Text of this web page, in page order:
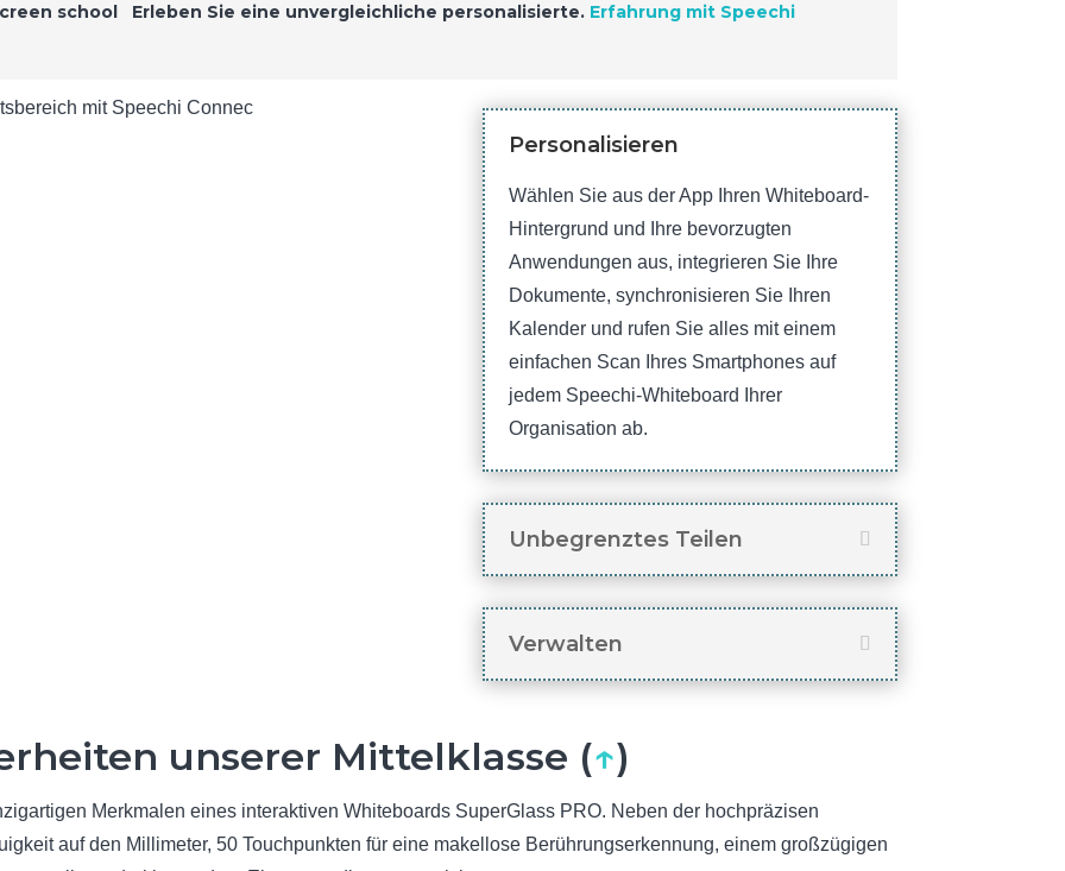
Erleben Sie eine unvergleichliche personalisierte. Erfahrung mit Speechi
Personalisieren
Wählen Sie aus der App Ihren Whiteboard-
Hintergrund und Ihre bevorzugten
Anwendungen aus, integrieren Sie Ihre
Dokumente, synchronisieren Sie Ihren
Kalender und rufen Sie alles mit einem
einfachen Scan Ihres Smartphones auf
jedem Speechi-Whiteboard Ihrer
Organisation ab.
Unbegrenztes Teilen
Verwalten
unserer Mittelklasse (↑)
Merkmalen eines interaktiven Whiteboards SuperGlass PRO. Neben der hochpräzisen
auf den Millimeter, 50 Touchpunkten für eine makellose Berührungserkennung, einem großzügigen